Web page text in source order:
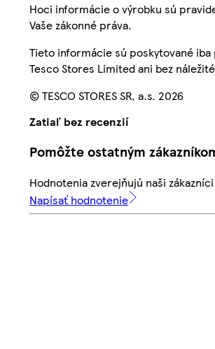
Hoci informácie o výrobku sú
Vaše zákonné práva.
Tieto informácie sú poskytované
Tesco Stores Limited ani bez
© TESCO STORES SR, a.s. 2026
Zatiaľ bez recenzií
Pomôžte ostatným
Hodnotenia zverejňujú naši
Napísať hodnotenie